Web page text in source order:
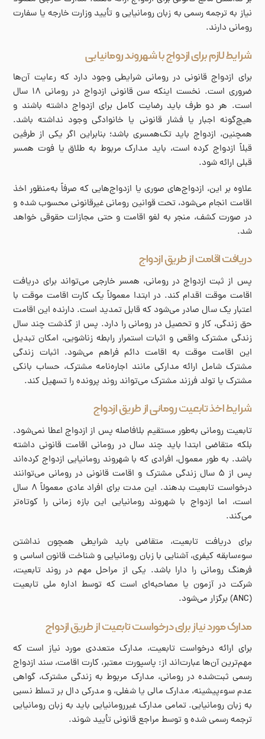
نیاز به ترجمه رسمی به زبان رومانیایی و تأیید وزارت خارجه یا سفارت
رومانی دارند.
شرایط لازم برای ازدواج با شهروند رومانیایی
برای ازدواج قانونی در رومانی شرایطی وجود دارد که رعایت آن‌ها
ضروری است. نخست اینکه سن قانونی ازدواج در رومانی ۱۸ سال
است. هر دو طرف باید رضایت کامل برای ازدواج داشته باشند و
هیچ‌گونه اجبار یا فشار قانونی یا خانوادگی وجود نداشته باشد.
همچنین، ازدواج باید تک‌همسری باشد؛ بنابراین اگر یکی از طرفین
قبلاً ازدواج کرده است، باید مدارک مربوط به طلاق یا فوت همسر
قبلی ارائه شود.
علاوه بر این، ازدواج‌های صوری یا ازدواج‌هایی که صرفاً به‌منظور اخذ
اقامت انجام می‌شود، تحت قوانین رومانی غیرقانونی محسوب شده و
در صورت کشف، منجر به لغو اقامت و حتی مجازات حقوقی خواهد
شد.
دریافت اقامت از طریق ازدواج
پس از ثبت ازدواج در رومانی، همسر خارجی می‌تواند برای دریافت
اقامت موقت اقدام کند. در ابتدا معمولاً یک کارت اقامت موقت با
اعتبار یک سال صادر می‌شود که قابل تمدید است. دارنده این اقامت
حق زندگی، کار و تحصیل در رومانی را دارد. پس از گذشت چند سال
زندگی مشترک واقعی و اثبات استمرار رابطه زناشویی، امکان تبدیل
این اقامت موقت به اقامت دائم فراهم می‌شود. اثبات زندگی
مشترک شامل ارائه مدارکی مانند اجاره‌نامه مشترک، حساب بانکی
مشترک یا تولد فرزند مشترک می‌تواند روند پرونده را تسهیل کند.
شرایط اخذ تابعیت رومانی از طریق ازدواج
تابعیت رومانی به‌طور مستقیم بلافاصله پس از ازدواج اعطا نمی‌شود.
بلکه متقاضی ابتدا باید چند سال در رومانی اقامت قانونی داشته
باشد. به طور معمول، افرادی که با شهروند رومانیایی ازدواج کرده‌اند
پس از ۵ سال زندگی مشترک و اقامت قانونی در رومانی می‌توانند
درخواست تابعیت بدهند. این مدت برای افراد عادی معمولاً ۸ سال
است، اما ازدواج با شهروند رومانیایی این بازه زمانی را کوتاه‌تر
می‌کند.
برای دریافت تابعیت، متقاضی باید شرایطی همچون نداشتن
سوءسابقه کیفری، آشنایی با زبان رومانیایی و شناخت قانون اساسی و
فرهنگ رومانی را دارا باشد. یکی از مراحل مهم در روند تابعیت،
شرکت در آزمون یا مصاحبه‌ای است که توسط اداره ملی تابعیت
(ANC) برگزار می‌شود.
مدارک مورد نیاز برای درخواست تابعیت از طریق ازدواج
برای ارائه درخواست تابعیت، مدارک متعددی مورد نیاز است که
مهم‌ترین آن‌ها عبارت‌اند از: پاسپورت معتبر، کارت اقامت، سند ازدواج
رسمی ثبت‌شده در رومانی، مدارک مربوط به زندگی مشترک، گواهی
عدم سوءپیشینه، مدارک مالی یا شغلی، و مدرکی دال بر تسلط نسبی
به زبان رومانیایی. تمامی مدارک غیررومانیایی باید به زبان رومانیایی
ترجمه رسمی شده و توسط مراجع قانونی تأیید شوند.